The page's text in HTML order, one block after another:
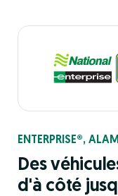
ENTERPRISE®,
Des
d'à côté